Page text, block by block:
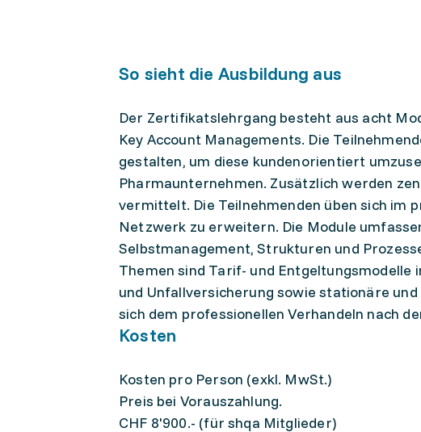
So sieht die Ausbildung aus
Der Zertifikatslehrgang besteht aus acht
Key Account Managements. Die
gestalten, um diese kundenorientiert
Pharmaunternehmen. Zusätzlich werden
vermittelt. Die Teilnehmenden üben sich im
Netzwerk zu erweitern. Die Module
Selbstmanagement, Strukturen und
Themen sind Tarif- und Entgeltungsmodelle
und Unfallversicherung sowie stationäre
sich dem professionellen Verhandeln nach
Kosten
Kosten pro Person (exkl. MwSt.)
Preis bei Vorauszahlung.
CHF 8'900.- (für shqa Mitglieder)